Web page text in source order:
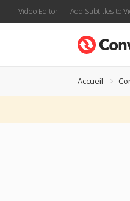
Video Editor Add Subtitles to
Accueil